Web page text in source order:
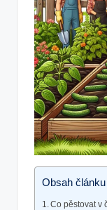
Obsah článku
Co pěstovat v